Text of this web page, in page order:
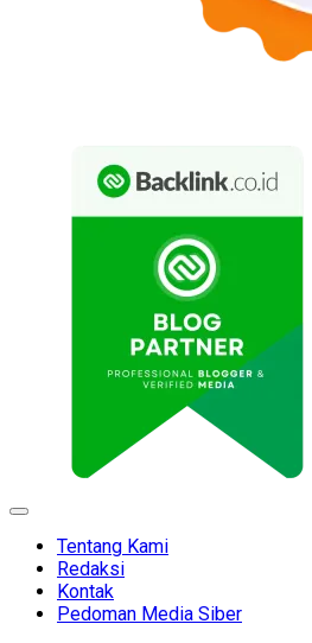
Expand
Tentang Kami
Redaksi
Kontak
Pedoman Media Siber